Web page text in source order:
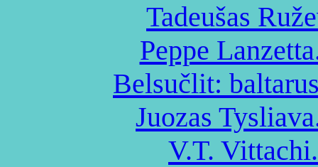
Tadeušas
Peppe
Belsučlit:
Juozas
V.T.